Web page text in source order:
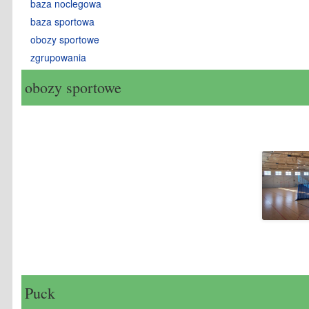
baza noclegowa
baza sportowa
obozy sportowe
zgrupowania
obozy sportowe
Puck